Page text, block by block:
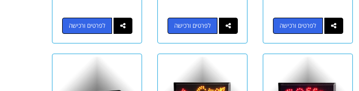
לפרטים ורכישה לפרטים ורכישה לפרטים ורכישה